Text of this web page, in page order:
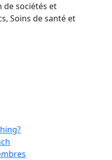
de sociétés et
Soins de santé et